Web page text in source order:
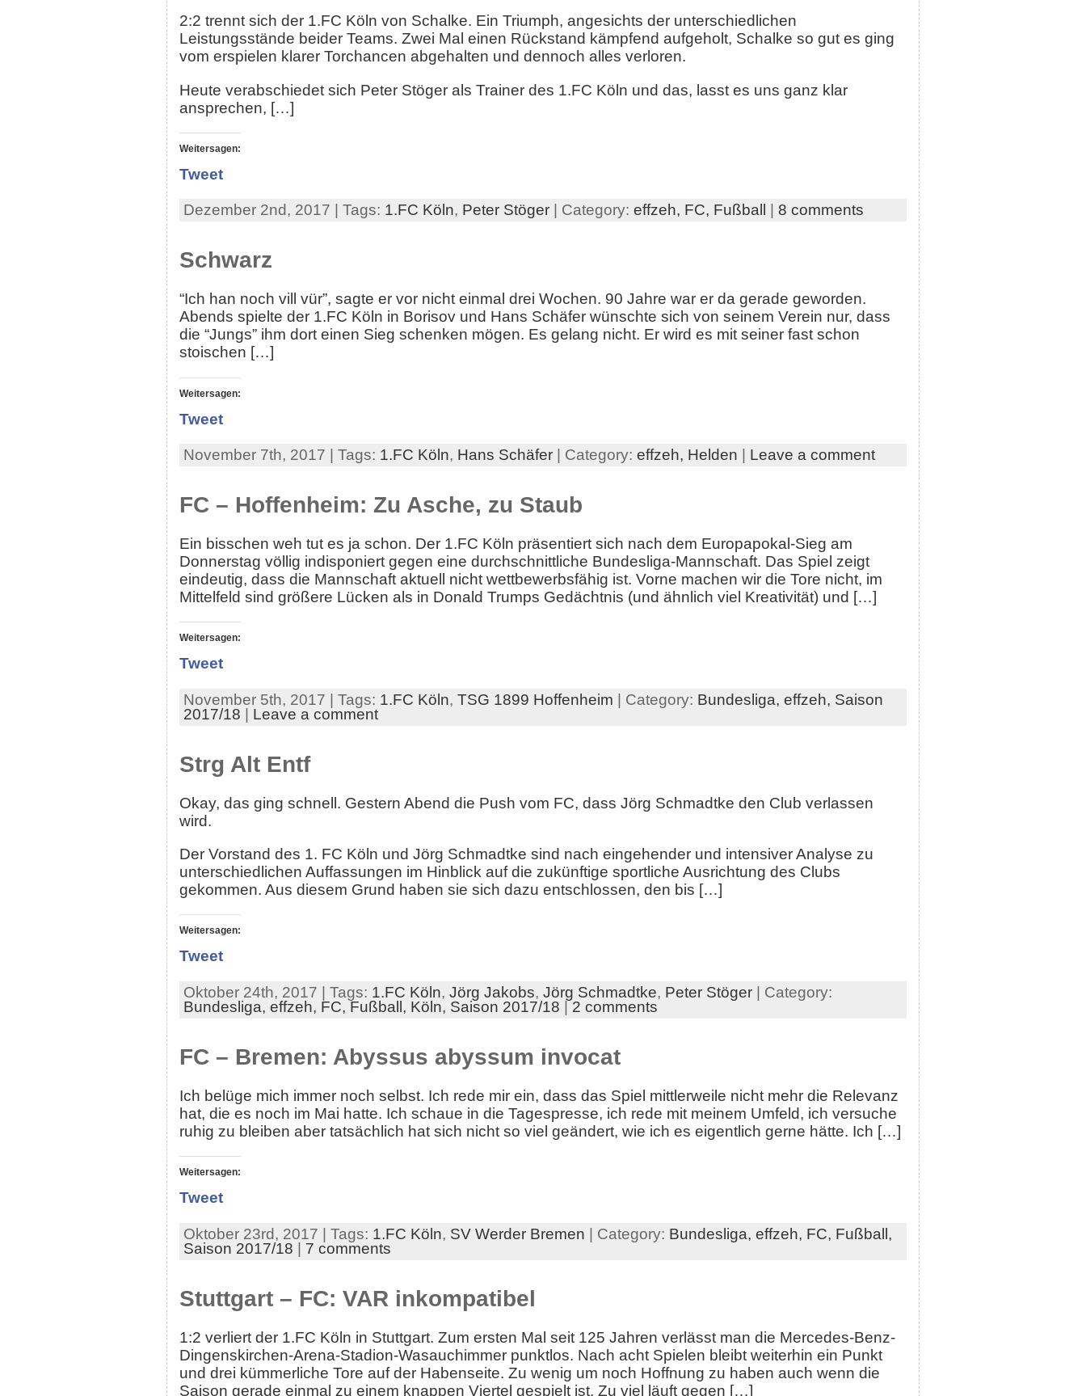
2:2 trennt sich der 1.FC Köln von Schalke. Ein Triumph, angesichts der unterschiedlichen
Leistungsstände beider Teams. Zwei Mal einen Rückstand kämpfend aufgeholt, Schalke so gut es ging
vom erspielen klarer Torchancen abgehalten und dennoch alles verloren.
Heute verabschiedet sich Peter Stöger als Trainer des 1.FC Köln und das, lasst es uns ganz klar
ansprechen, […]
Weitersagen:
Tweet
Dezember 2nd, 2017 | Tags: 1.FC Köln, Peter Stöger| Category: effzeh, FC, Fußball 8 comments
Schwarz
“Ich han noch vill vür”, sagte er vor nicht einmal drei Wochen. 90 Jahre war er da gerade geworden.
Abends spielte der 1.FC Köln in Borisov und Hans Schäfer wünschte sich von seinem Verein nur, dass
die “Jungs” ihm dort einen Sieg schenken mögen. Es gelang nicht. Er wird es mit seiner fast schon
stoischen […]
Weitersagen:
Tweet
November 7th, 2017 | Tags: 1.FC Köln, Hans Schäfer| Category: effzeh, Helden Leave a comment
FC – Hoffenheim: Zu Asche, zu Staub
Ein bisschen weh tut es ja schon. Der 1.FC Köln präsentiert sich nach dem Europapokal-Sieg am
Donnerstag völlig indisponiert gegen eine durchschnittliche Bundesliga-Mannschaft. Das Spiel zeigt
eindeutig, dass die Mannschaft aktuell nicht wettbewerbsfähig ist. Vorne machen wir die Tore nicht, im
Mittelfeld sind größere Lücken als in Donald Trumps Gedächtnis (und ähnlich viel Kreativität) und […]
Weitersagen:
Tweet
November 5th, 2017 | Tags: 1.FC Köln, TSG 1899 Hoffenheim | Category: Bundesliga, effzeh, Saison
2017/18
Leave a comment
Strg Alt Entf
Okay, das ging schnell. Gestern Abend die Push vom FC, dass Jörg Schmadtke den Club verlassen
wird.
Der Vorstand des 1. FC Köln und Jörg Schmadtke sind nach eingehender und intensiver Analyse zu
unterschiedlichen Auffassungen im Hinblick auf die zukünftige sportliche Ausrichtung des Clubs
gekommen. Aus diesem Grund haben sie sich dazu entschlossen, den bis […]
Weitersagen:
Tweet
Oktober 24th, 2017 | Tags: 1.FC Köln, Jörg Jakobs, Jörg Schmadtke, Peter Stöger| Category:
Bundesliga, effzeh, FC, Fußball, Köln, Saison 2017/18 2 comments
FC – Bremen: Abyssus abyssum invocat
Ich belüge mich immer noch selbst. Ich rede mir ein, dass das Spiel mittlerweile nicht mehr die Relevanz
hat, die es noch im Mai hatte. Ich schaue in die Tagespresse, ich rede mit meinem Umfeld, ich versuche
ruhig zu bleiben aber tatsächlich hat sich nicht so viel geändert, wie ich es eigentlich gerne hätte. Ich […]
Weitersagen:
Tweet
Oktober 23rd, 2017 | Tags: 1.FC Köln, SV Werder Bremen | Category: Bundesliga, effzeh, FC, Fußball,
Saison 2017/18 | 7 comments
Stuttgart – FC: VAR inkompatibel
1:2 verliert der 1.FC Köln in Stuttgart. Zum ersten Mal seit 125 Jahren verlässt man die Mercedes-Benz-
Dingenskirchen-Arena-Stadion-Wasauchimmer punktlos. Nach acht Spielen bleibt weiterhin ein Punkt
und drei kümmerliche Tore auf der Habenseite. Zu wenig um noch Hoffnung zu haben auch wenn die
Saison gerade einmal zu einem knappen Viertel gespielt ist. Zu viel läuft gegen […]